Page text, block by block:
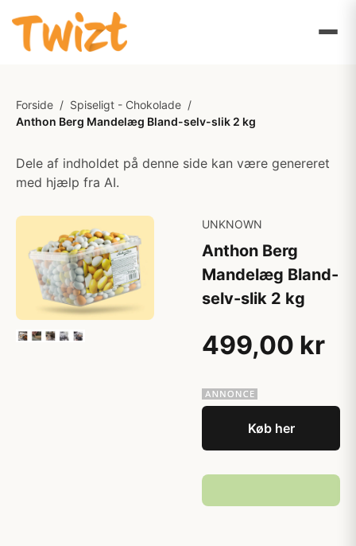
Forside / Spiseligt - Chokolade /
Anthon Berg Mandelæg Bland-selv-slik 2 kg
Dele af indholdet på denne side kan være genereret
med hjælp fra AI.
UNKNOWN
Anthon Berg
Mandelæg Bland-
selv-slik 2 kg
499,00 kr
Køb her